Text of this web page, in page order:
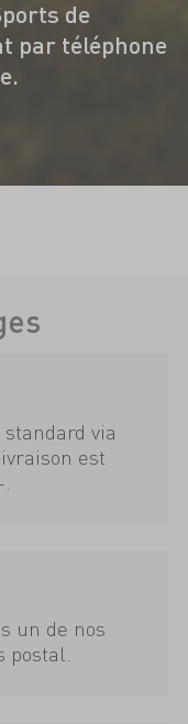
de
par téléphone
via
est
un de nos
postal.